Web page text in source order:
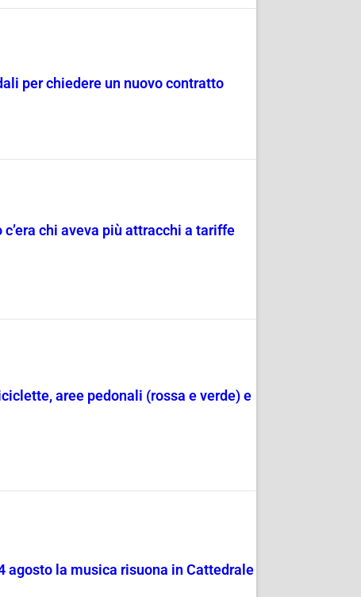
per chiedere un nuovo contratto
chi aveva più attracchi a tariffe
aree pedonali (rossa e verde) e
agosto la musica risuona in Cattedrale